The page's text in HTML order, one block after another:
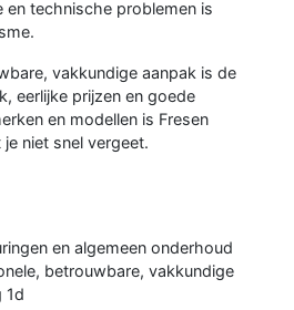
technische problemen is
vakkundige aanpak is de
eerlijke prijzen en goede
en modellen is Fresen
niet snel vergeet.
en algemeen onderhoud
betrouwbare, vakkundige
1d